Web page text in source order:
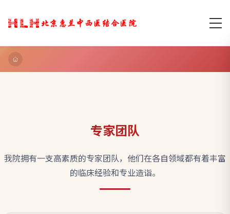
专家团队
我院拥有一支高素质的专家团队，他们在各自领域都有着丰富
的临床经验和专业造诣。